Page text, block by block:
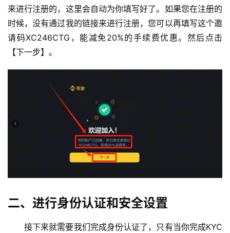
来进行注册的，这里会自动为你填写好了。如果您在注册的
时候，没有通过我的链接来进行注册，您可以再填写这个邀
请码XC246CTG，能减免20%的手续费优惠。然后点击
【下一步】。
二、进行身份认证和安全设置
接下来就需要我们完成身份认证了，只有当你完成KYC